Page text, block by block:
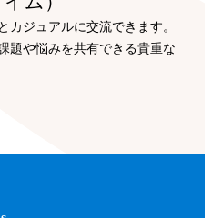
カジュアルに交流できます。
題や悩みを共有できる貴重な